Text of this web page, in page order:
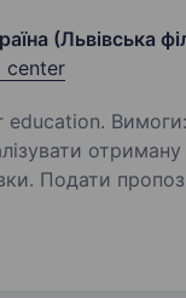
(Львівська
center
Вимоги: Уміння